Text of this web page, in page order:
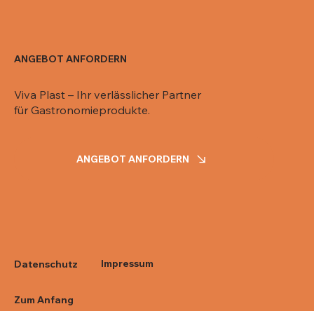
ANGEBOT ANFORDERN
Viva Plast – Ihr verlässlicher Partner
für Gastronomieprodukte.
ANGEBOT ANFORDERN
Datenschutz
Zum Anfang
Impressum